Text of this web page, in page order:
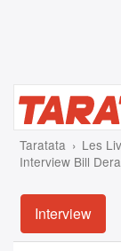
Taratata Les
Interview Bill
Interview